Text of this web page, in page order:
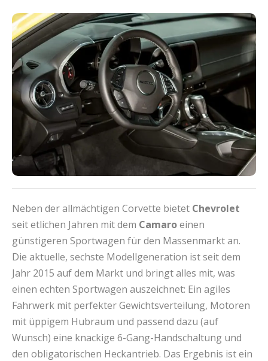
Neben der allmächtigen Corvette bietet Chevrolet
seit etlichen Jahren mit dem Camaroeinen
günstigeren Sportwagen für den Massenmarkt an.
Die aktuelle, sechste Modellgeneration ist seit dem
Jahr 2015 auf dem Markt und bringt alles mit, was
einen echten Sportwagen auszeichnet: Ein agiles
Fahrwerk mit perfekter Gewichtsverteilung, Motoren
mit üppigem Hubraum und passend dazu (auf
Wunsch) eine knackige 6-Gang-Handschaltung und
den obligatorischen Heckantrieb. Das Ergebnis ist ein